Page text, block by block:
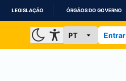
LEGISLAÇÃO ÓRGÃOS DO GOVERNO
Entrar